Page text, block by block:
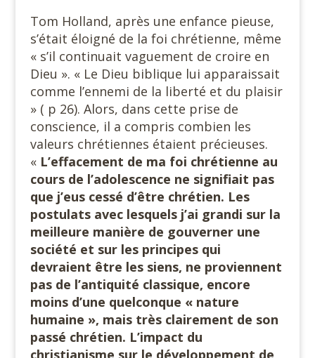
Tom Holland, après une enfance pieuse,
s’était éloigné de la foi chrétienne, même
« s’il continuait vaguement de croire en
Dieu ». « Le Dieu biblique lui apparaissait
comme l’ennemi de la liberté et du plaisir
» ( p 26). Alors, dans cette prise de
conscience, il a compris combien les
valeurs chrétiennes étaient précieuses.
« L’effacement de ma foi chrétienne au
cours de l’adolescence ne signifiait pas
que j’eus cessé d’être chrétien. Les
postulats avec lesquels j’ai grandi sur la
meilleure manière de gouverner une
société et sur les principes qui
devraient être les siens, ne proviennent
pas de l’antiquité classique, encore
moins d’une quelconque « nature
humaine », mais très clairement de son
passé chrétien. L’impact du
christianisme sur le développement de